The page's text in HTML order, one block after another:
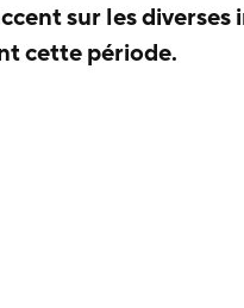
sur les
cette période.